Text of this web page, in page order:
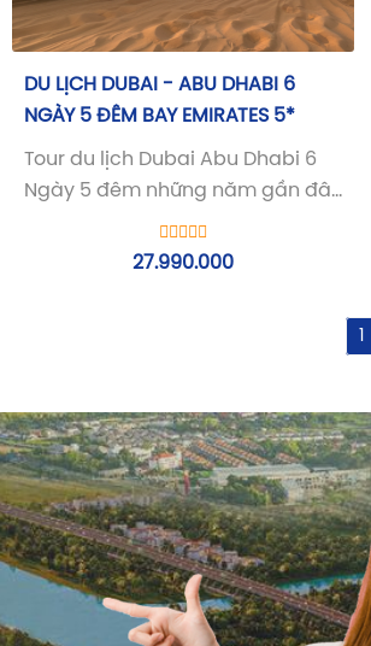
DU LỊCH DUBAI - ABU DHABI 6
NGÀY 5 ĐÊM BAY EMIRATES 5*
Tour du lịch Dubai Abu Dhabi 6
Ngày 5 đêm những năm gần đây
là điểm đến vô cùng hấp dẫn
cho người Việt Nam cũng như
27.990.000
1